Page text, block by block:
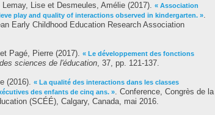
Lemay, Lise et Desmeules, Amélie (2017). « Association
play and quality of interactions observed in kindergarten. ».
Early Childhood Education Research Association
et Pagé, Pierre (2017). « Le développement des fonctions
sciences de l'éducation, 37, pp. 121-137.
(2016). « La qualité des interactions dans les classes
des enfants de cinq ans. ». Conference, Congrès de la
(SCÉÉ), Calgary, Canada, mai 2016.